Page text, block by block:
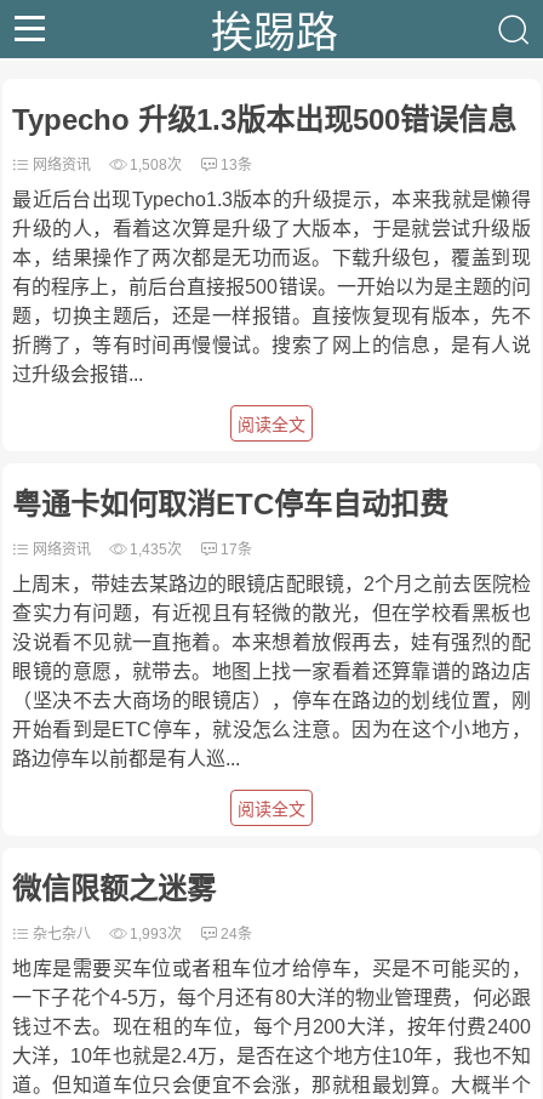
挨踢路
Typecho 升级1.3版本出现500错误信息
网络资讯 1,508次 13条
最近后台出现Typecho1.3版本的升级提示，本来我就是懒得
升级的人，看着这次算是升级了大版本，于是就尝试升级版
本，结果操作了两次都是无功而返。下载升级包，覆盖到现
有的程序上，前后台直接报500错误。一开始以为是主题的问
题，切换主题后，还是一样报错。直接恢复现有版本，先不
折腾了，等有时间再慢慢试。搜索了网上的信息，是有人说
过升级会报错...
阅读全文
粤通卡如何取消ETC停车自动扣费
网络资讯 1,435次 17条
上周末，带娃去某路边的眼镜店配眼镜，2个月之前去医院检
查实力有问题，有近视且有轻微的散光，但在学校看黑板也
没说看不见就一直拖着。本来想着放假再去，娃有强烈的配
眼镜的意愿，就带去。地图上找一家看着还算靠谱的路边店
（坚决不去大商场的眼镜店），停车在路边的划线位置，刚
开始看到是ETC停车，就没怎么注意。因为在这个小地方，
路边停车以前都是有人巡...
阅读全文
微信限额之迷雾
杂七杂八 1,993次 24条
地库是需要买车位或者租车位才给停车，买是不可能买的，
一下子花个4-5万，每个月还有80大洋的物业管理费，何必跟
钱过不去。现在租的车位，每个月200大洋，按年付费2400
大洋，10年也就是2.4万，是否在这个地方住10年，我也不知
道。但知道车位只会便宜不会涨，那就租最划算。大概半个